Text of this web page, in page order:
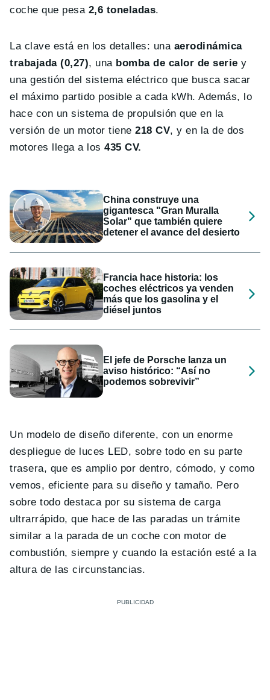
coche que pesa 2,6 toneladas.
La clave está en los detalles: una aerodinámica
trabajada (0,27), una bomba de calor de serie y
una gestión del sistema eléctrico que busca sacar
el máximo partido posible a cada kWh. Además, lo
hace con un sistema de propulsión que en la
versión de un motor tiene218 CV, y en la de dos
motores llega a los435 CV.
China construye una
gigantesca "Gran Muralla
Solar" que también quiere
detener el avance del desierto
Francia hace historia: los
coches eléctricos ya venden
más que los gasolina y el
diésel juntos
El jefe de Porsche lanza un
aviso histórico: “Así no
podemos sobrevivir”
Un modelo de diseño diferente, con un enorme
despliegue de luces LED, sobre todo en su parte
trasera , que es amplio por dentro, cómodo, y como
vemos, eficiente para su diseño y tamaño. Pero
sobre todo destaca por su sistema de carga
ultrarrápido, que hace de las paradas un trámite
similar a la parada de un coche con motor de
combustión, siempre y cuando la estación esté a la
altura de las circunstancias.